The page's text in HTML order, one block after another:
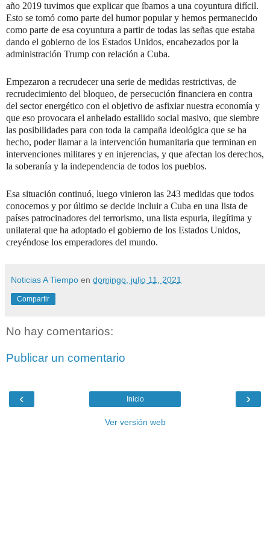
año 2019 tuvimos que explicar que íbamos a una coyuntura difícil.
Esto se tomó como parte del humor popular y hemos permanecido
como parte de esa coyuntura a partir de todas las señas que estaba
dando el gobierno de los Estados Unidos, encabezados por la
administración Trump con relación a Cuba.
Empezaron a recrudecer una serie de medidas restrictivas, de
recrudecimiento del bloqueo, de persecución financiera en contra
del sector energético con el objetivo de asfixiar nuestra economía y
que eso provocara el anhelado estallido social masivo, que siembre
las posibilidades para con toda la campaña ideológica que se ha
hecho, poder llamar a la intervención humanitaria que terminan en
intervenciones militares y en injerencias, y que afectan los derechos,
la soberanía y la independencia de todos los pueblos.
Esa situación continuó, luego vinieron las 243 medidas que todos
conocemos y por último se decide incluir a Cuba en una lista de
países patrocinadores del terrorismo, una lista espuria, ilegítima y
unilateral que ha adoptado el gobierno de los Estados Unidos,
creyéndose los emperadores del mundo.
Noticias A Tiempo en domingo, julio 11, 2021
Compartir
No hay comentarios:
Publicar un comentario
‹ ›
Inicio
Ver versión web